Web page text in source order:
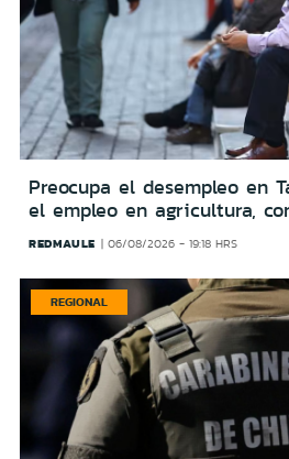
Preocupa el desempleo en
el empleo en agricultura,
REDMAULE 06/08/2026 - 19:18 HRS
REGIONAL